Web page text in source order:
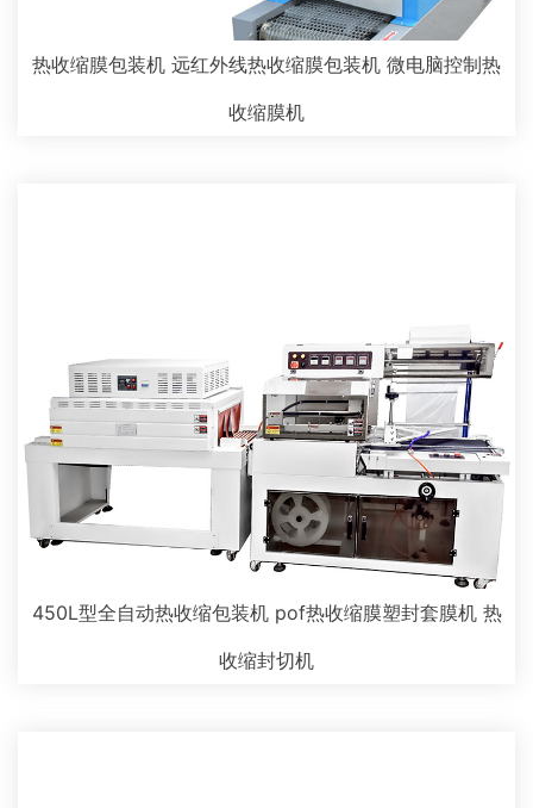
热收缩膜包装机 远红外线热收缩膜包装机 微电脑控制热
收缩膜机
450L型全自动热收缩包装机 pof热收缩膜塑封套膜机 热
收缩封切机